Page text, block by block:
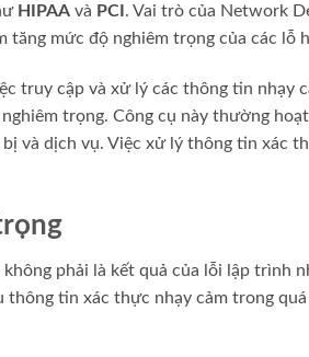
HIPAA và PCI . Vai trò của Network
mức độ nghiêm trọng của các lỗ
truy cập và xử lý các thông tin nhạy
trọng. Công cụ này thường
và dịch vụ. Việc xử lý thông tin xác
phải là kết quả của lỗi lập trình
thông tin xác thực nhạy cảm trong